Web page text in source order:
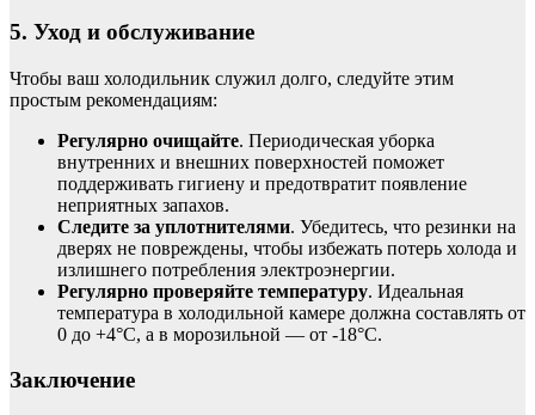
5. Уход и обслуживание
Чтобы ваш холодильник служил долго, следуйте этим
простым рекомендациям:
Регулярно очищайте. Периодическая уборка
внутренних и внешних поверхностей поможет
поддерживать гигиену и предотвратит появление
неприятных запахов.
Следите за уплотнителями. Убедитесь, что резинки на
дверях не повреждены, чтобы избежать потерь холода и
излишнего потребления электроэнергии.
Регулярно проверяйте температуру. Идеальная
температура в холодильной камере должна составлять от
0 до +4°C, а в морозильной — от -18°C.
Заключение